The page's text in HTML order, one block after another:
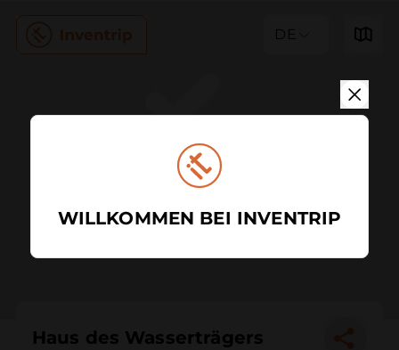
DE
Haus des Wasserträgers
WILLKOMMEN BEI INVENTRIP